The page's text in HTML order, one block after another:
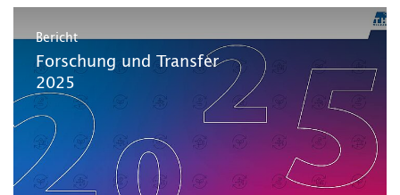
Bericht
Forschung und Transfer
2025